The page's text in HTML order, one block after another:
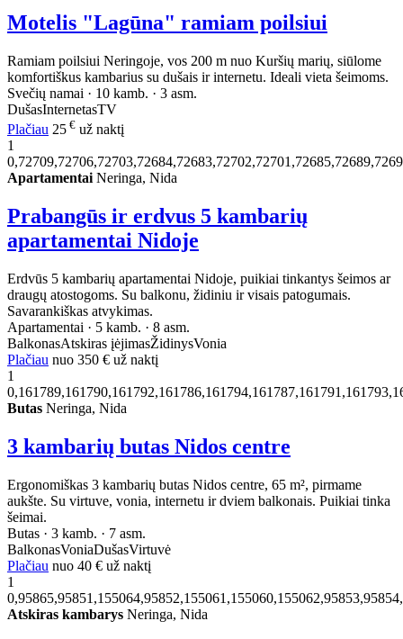
Motelis "Lagūna" ramiam poilsiui
Ramiam poilsiui Neringoje, vos 200 m nuo Kuršių marių, siūlome
komfortiškus kambarius su dušais ir internetu. Ideali vieta šeimoms.
Svečių namai · 10 kamb. · 3 asm.
DušasInternetasTV
Plačiau 25 € už naktį
1
Apartamentai Neringa, Nida
Prabangūs ir erdvus 5 kambarių
apartamentai Nidoje
Erdvūs 5 kambarių apartamentai Nidoje, puikiai tinkantys šeimos ar
draugų atostogoms. Su balkonu, židiniu ir visais patogumais.
Savarankiškas atvykimas.
Apartamentai · 5 kamb. · 8 asm.
BalkonasAtskiras įėjimasŽidinysVonia
Plačiau nuo 350 € už naktį
1
Butas Neringa, Nida
3 kambarių butas Nidos centre
Ergonomiškas 3 kambarių butas Nidos centre, 65 m², pirmame
aukšte. Su virtuve, vonia, internetu ir dviem balkonais. Puikiai tinka
šeimai.
Butas · 3 kamb. · 7 asm.
BalkonasVoniaDušasVirtuvė
Plačiau nuo 40 € už naktį
1
Atskiras kambarys Neringa, Nida